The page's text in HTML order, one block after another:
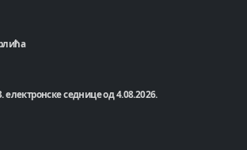
електронске седнице од 4.08.2026.